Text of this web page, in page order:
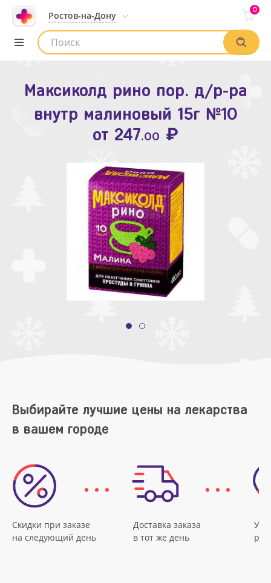
Ростов-на-Дону
0
Список аптек
Максиколд рино пор. д/р-ра
внутр малиновый 15г №10
от 247.00 ₽
Зодак таб. п.п.о. 10мг №10
от109.80 ₽
Выбирайте лучшие цены на лекарства
в вашем городе
Скидки при заказе
на следующий день
Доставка заказа
в тот же день